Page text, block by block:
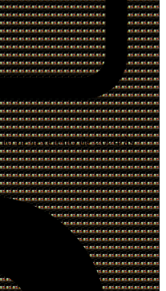
de fevereiro de 2024 às